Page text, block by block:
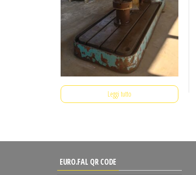
Leggi tutto
EURO.FAL QR CODE